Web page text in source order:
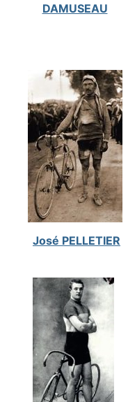
DAMUSEAU
José PELLETIER